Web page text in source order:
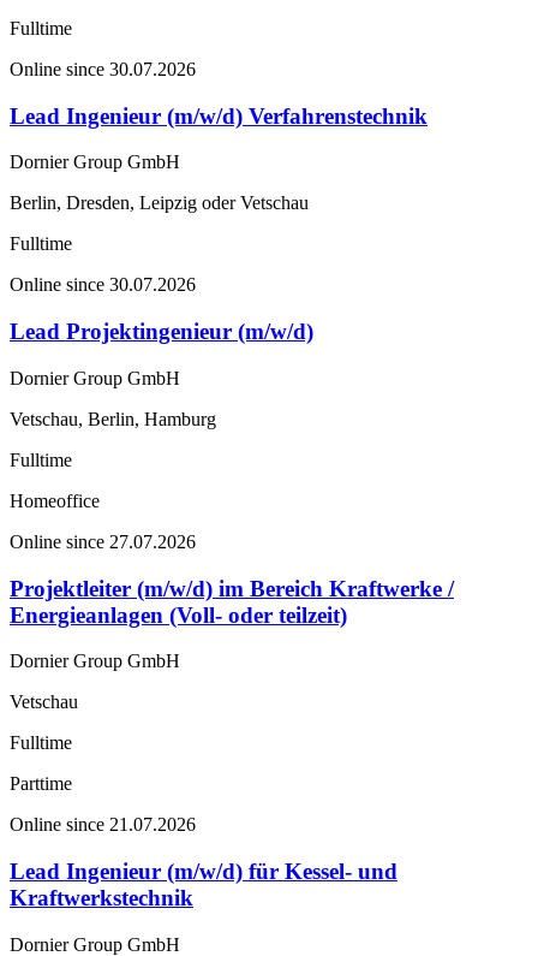
Fulltime
Online since 30.07.2026
Lead Ingenieur (m/w/d) Verfahrenstechnik
Dornier Group GmbH
Berlin, Dresden, Leipzig oder Vetschau
Fulltime
Online since 30.07.2026
Lead Projektingenieur (m/w/d)
Dornier Group GmbH
Vetschau, Berlin, Hamburg
Fulltime
Homeoffice
Online since 27.07.2026
Projektleiter (m/w/d) im Bereich Kraftwerke /
Energieanlagen (Voll- oder teilzeit)
Dornier Group GmbH
Vetschau
Fulltime
Parttime
Online since 21.07.2026
Lead Ingenieur (m/w/d) für Kessel- und
Kraftwerkstechnik
Dornier Group GmbH